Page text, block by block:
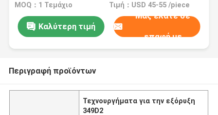
MOQ：1 Τεμάχιο Τιμή：USD 45-55 /piece
Καλύτερη τιμή
Μας ελάτε σε
επαφή με
Περιγραφή προϊόντων
Τεχνουργήματα για την εξόρυξη
349D2